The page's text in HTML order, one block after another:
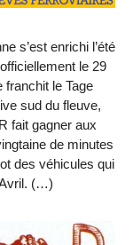
s’est enrichi l’été
le 29
franchit le Tage
sud du fleuve,
fait gagner aux
de minutes
des véhicules qui
(…)